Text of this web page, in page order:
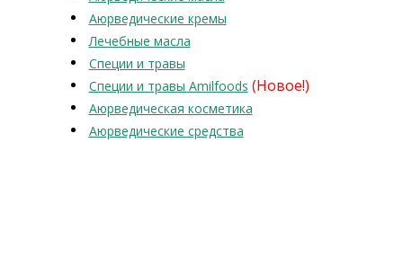
Аюрведические кремы
Лечебные масла
Специи и травы
Специи и травы Amilfoods (Новое!)
Аюрведическая косметика
Аюрведические средства